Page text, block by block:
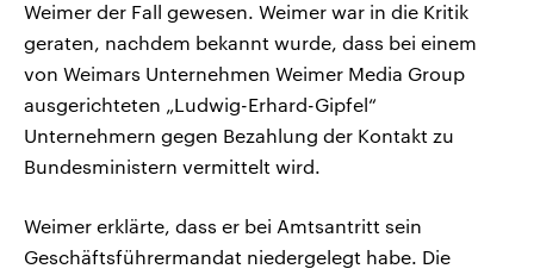
Weimer der Fall gewesen. Weimer war in die Kritik
geraten, nachdem bekannt wurde, dass bei einem
von Weimars Unternehmen Weimer Media Group
ausgerichteten „Ludwig-Erhard-Gipfel“
Unternehmern gegen Bezahlung der Kontakt zu
Bundesministern vermittelt wird.
Weimer erklärte, dass er bei Amtsantritt sein
Geschäftsführermandat niedergelegt habe. Die